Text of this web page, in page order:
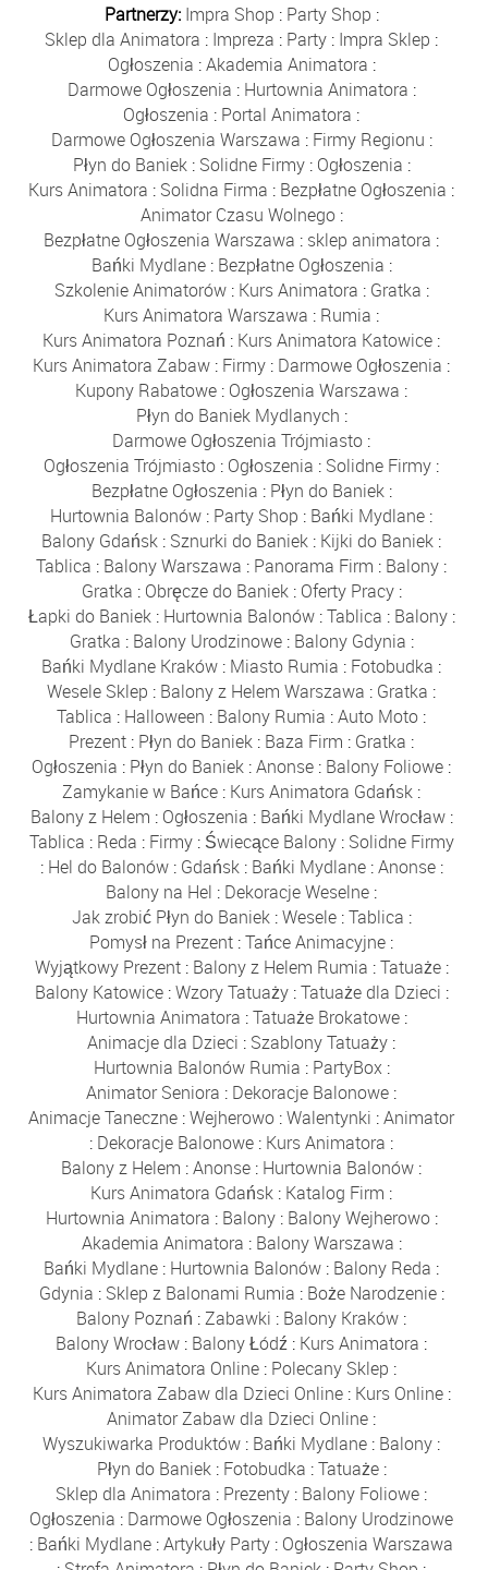
Partnerzy: Impra Shop : Party Shop :
Sklep dla Animatora : Impreza : Party : Impra Sklep :
Ogłoszenia :Akademia Animatora :
Darmowe Ogłoszenia : Hurtownia Animatora :
Ogłoszenia : Portal Animatora :
Darmowe Ogłoszenia Warszawa : Firmy Regionu :
Płyn do Baniek: Solidne Firmy: Ogłoszenia :
Kurs Animatora : Solidna Firma : Bezpłatne Ogłoszenia :
Animator Czasu Wolnego:
Bezpłatne Ogłoszenia Warszawa : sklep animatora :
Bańki Mydlane: Bezpłatne Ogłoszenia :
Szkolenie Animatorów: Kurs Animatora : Gratka :
Kurs Animatora Warszawa : Rumia :
Kurs Animatora Poznań : Kurs Animatora Katowice :
Kurs Animatora Zabaw : Firmy : Darmowe Ogłoszenia :
Kupony Rabatowe : Ogłoszenia Warszawa :
Płyn do Baniek Mydlanych :
Darmowe Ogłoszenia Trójmiasto :
Ogłoszenia Trójmiasto : Ogłoszenia : Solidne Firmy :
Bezpłatne Ogłoszenia : Płyn do Baniek:
Hurtownia Balonów : Party Shop : Bańki Mydlane :
Balony Gdańsk : Sznurki do Baniek : Kijki do Baniek :
Tablica : Balony Warszawa : Panorama Firm : Balony :
Gratka : Obręcze do Baniek: Oferty Pracy:
Łapki do Baniek: Hurtownia Balonów:Tablica : Balony:
Gratka : Balony Urodzinowe: Balony Gdynia :
Bańki Mydlane Kraków : Miasto Rumia : Fotobudka :
Wesele Sklep : Balony z Helem Warszawa : Gratka :
Tablica : Halloween : Balony Rumia :Auto Moto :
Prezent : Płyn do Baniek : Baza Firm : Gratka :
Ogłoszenia : Płyn do Baniek :Anonse : Balony Foliowe :
Zamykanie w Bańce : Kurs Animatora Gdańsk :
Balony z Helem : Ogłoszenia : Bańki Mydlane Wrocław:
Tablica : Reda : Firmy: Świecące Balony: Solidne Firmy
: Hel do Balonów: Gdańsk: Bańki Mydlane:Anonse:
Balony na Hel : Dekoracje Weselne :
Jak zrobić Płyn do Baniek:Wesele:Tablica :
Pomysł na Prezent :Tańce Animacyjne :
Wyjątkowy Prezent: Balony z Helem Rumia :Tatuaże:
Balony Katowice:Wzory Tatuaży:Tatuaże dla Dzieci :
Hurtownia Animatora :Tatuaże Brokatowe:
Animacje dla Dzieci : Szablony Tatuaży :
Hurtownia Balonów Rumia : PartyBox:
Animator Seniora : Dekoracje Balonowe :
Animacje Taneczne :Wejherowo :Walentynki :Animator
: Dekoracje Balonowe : Kurs Animatora :
Balony z Helem :Anonse : Hurtownia Balonów :
Kurs Animatora Gdańsk : Katalog Firm :
Hurtownia Animatora : Balony: Balony Wejherowo:
Akademia Animatora : Balony Warszawa :
Bańki Mydlane : Hurtownia Balonów : Balony Reda :
Gdynia : Sklep z Balonami Rumia : Boże Narodzenie:
Balony Poznań :Zabawki : Balony Kraków :
Balony Wrocław : Balony Łódź : Kurs Animatora :
Kurs Animatora Online : Polecany Sklep :
Kurs Animatora Zabaw dla Dzieci Online: Kurs Online:
Animator Zabaw dla Dzieci Online :
Wyszukiwarka Produktów : Bańki Mydlane : Balony :
Płyn do Baniek: Fotobudka :Tatuaże:
Sklep dla Animatora : Prezenty : Balony Foliowe :
Ogłoszenia : Darmowe Ogłoszenia : Balony Urodzinowe
: Bańki Mydlane :Artykuły Party : Ogłoszenia Warszawa